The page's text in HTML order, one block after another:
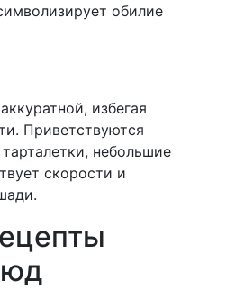
обилие
избегая
Приветствуются
небольшие
скорости и